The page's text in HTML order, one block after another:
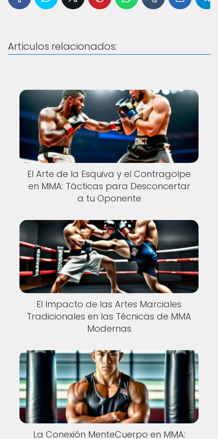
Articulos relacionados:
El Arte de la Esquiva y el Contragolpe
en MMA: Tácticas para Desconcertar
a tu Oponente
El Impacto de las Artes Marciales
Tradicionales en las Técnicas de MMA
Modernas
La Conexión MenteCuerpo en MMA: